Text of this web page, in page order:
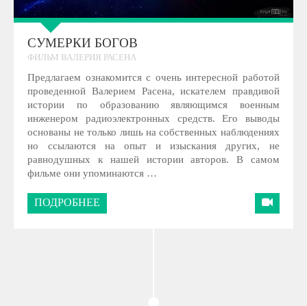
СУМЕРКИ БОГОВ
ФИЛЬМ ВАЛЕРИЯ РАСЕНА
Предлагаем ознакомится с очень интересной работой
проведенной Валерием Расена, искателем правдивой
истории по образованию являющимся военным
инженером радиоэлектронных средств. Его выводы
основаны не только лишь на собственных наблюдениях
но ссылаются на опыт и изыскания других, не
равнодушных к нашей истории авторов. В самом
фильме они упоминаются …
ПОДРОБНЕЕ